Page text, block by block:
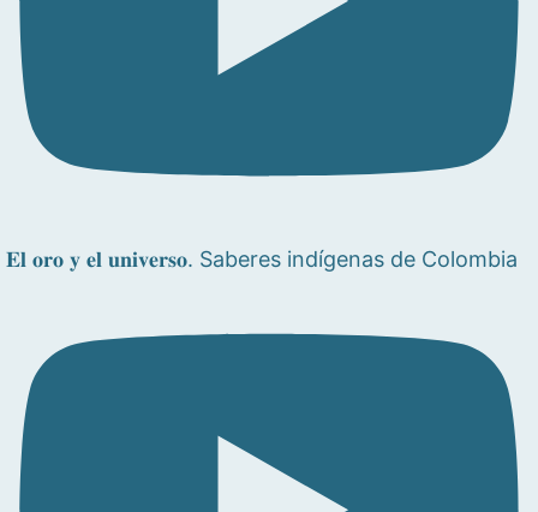
𝐄𝐥 𝐨𝐫𝐨 𝐲 𝐞𝐥 𝐮𝐧𝐢𝐯𝐞𝐫𝐬𝐨. Saberes indígenas de Colombia